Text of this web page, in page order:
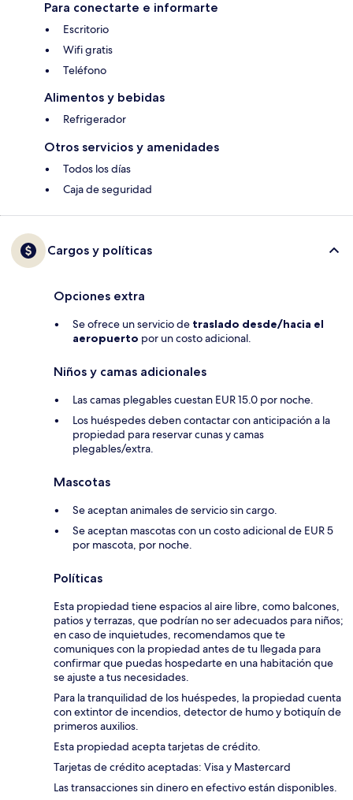
Para conectarte e informarte
Escritorio
Wifi gratis
Teléfono
Alimentos y bebidas
Refrigerador
Otros servicios y amenidades
Todos los días
Caja de seguridad
Cargos y políticas
Opciones extra
Se ofrece un servicio de traslado desde/hacia el
aeropuerto por un costo adicional.
Niños y camas adicionales
Las camas plegables cuestan EUR 15.0 por noche.
Los huéspedes deben contactar con anticipación a la
propiedad para reservar cunas y camas
plegables/extra.
Mascotas
Se aceptan animales de servicio sin cargo.
Se aceptan mascotas con un costo adicional de EUR 5
por mascota, por noche.
Políticas
Esta propiedad tiene espacios al aire libre, como balcones,
patios y terrazas, que podrían no ser adecuados para niños;
en caso de inquietudes, recomendamos que te
comuniques con la propiedad antes de tu llegada para
confirmar que puedas hospedarte en una habitación que
se ajuste a tus necesidades.
Para la tranquilidad de los huéspedes, la propiedad cuenta
con extintor de incendios, detector de humo y botiquín de
primeros auxilios.
Esta propiedad acepta tarjetas de crédito.
Tarjetas de crédito aceptadas: Visa y Mastercard
Las transacciones sin dinero en efectivo están disponibles.